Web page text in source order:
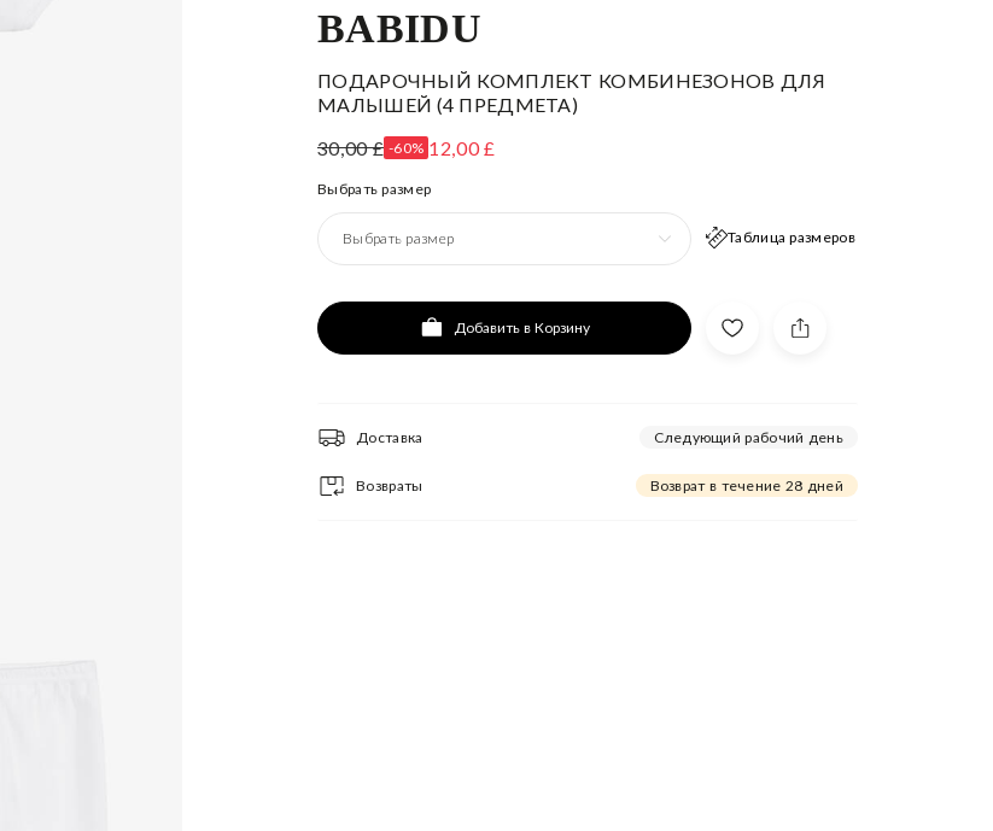
BABIDU
ПОДАРОЧНЫЙ КОМПЛЕКТ КОМБИНЕЗОНОВ ДЛЯ
МАЛЫШЕЙ (4 ПРЕДМЕТА)
30,00 £ -60% 12,00 £
Выбрать размер
Таблица размеров
Выбрать размер
Добавить в Корзину
Доставка Следующий рабочий день
Возвраты Возврат в течение 28 дней